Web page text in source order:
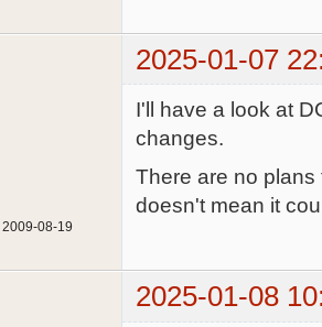
2025-01-07
2009-08-19
I'll have a look at
changes.
There are no plans
doesn't mean it
2025-01-08